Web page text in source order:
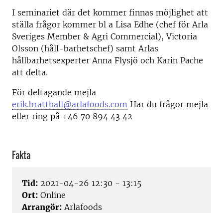
I seminariet där det kommer finnas möjlighet att
ställa frågor kommer bl a Lisa Edhe (chef för Arla
Sveriges Member & Agri Commercial), Victoria
Olsson (håll-barhetschef) samt Arlas
hållbarhetsexperter Anna Flysjö och Karin Pache
att delta.
För deltagande mejla
erik.bratthall@arlafoods.com Har du frågor mejla
eller ring på +46 70 894 43 42
Fakta
Tid: 2021-04-26 12:30 - 13:15
Ort: Online
Arrangör: Arlafoods